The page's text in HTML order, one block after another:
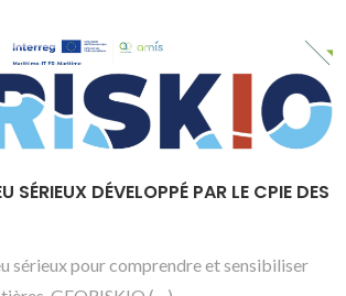
SÉRIEUX DÉVELOPPÉ PAR LE CPIE DES
sérieux pour comprendre et sensibiliser